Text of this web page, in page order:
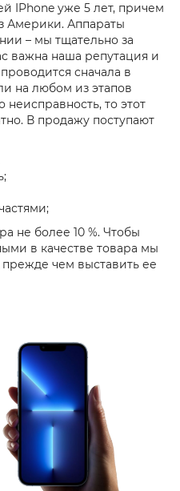
IPhone уже 5 лет, причем
Америки. Аппараты
– мы тщательно за
важна наша репутация и
сначала в
на любом из этапов
неисправность, то этот
В продажу поступают
не более 10 %. Чтобы
в качестве товара мы
чем выставить ее